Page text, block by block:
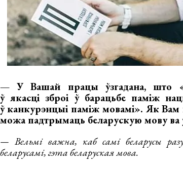
— У Вашай працы ўзгадана, што
ў якасці зброі ў барацьбе паміж
ў канкурэнцыі паміж мовамі». Як Вам
можа падтрымаць беларускую мову ва
— Вельмі важна, каб самі беларусы
беларусамі, гэта беларуская мова.